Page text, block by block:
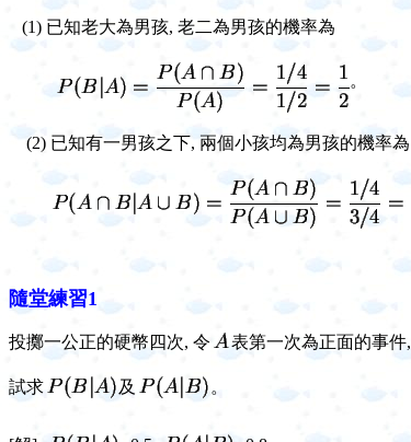
(1) 已知老大為男孩, 老二為男孩的機率為
。
(2) 已知有一男孩之下, 兩個小孩均為男孩的機率為
隨堂練習1
投擲一公正的硬幣四次, 令 表第一次為正面的事件,
試求 及 。